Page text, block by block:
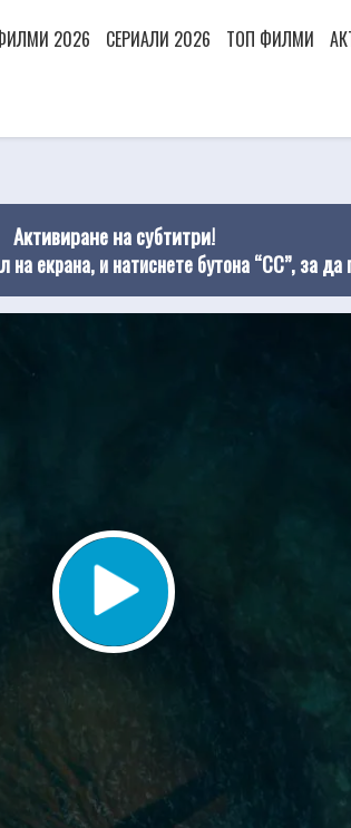
2026 СЕРИАЛИ 2026 ТОП ФИЛМИ
Активиране на субтитри!
екрана, и натиснете бутона “CC”, за